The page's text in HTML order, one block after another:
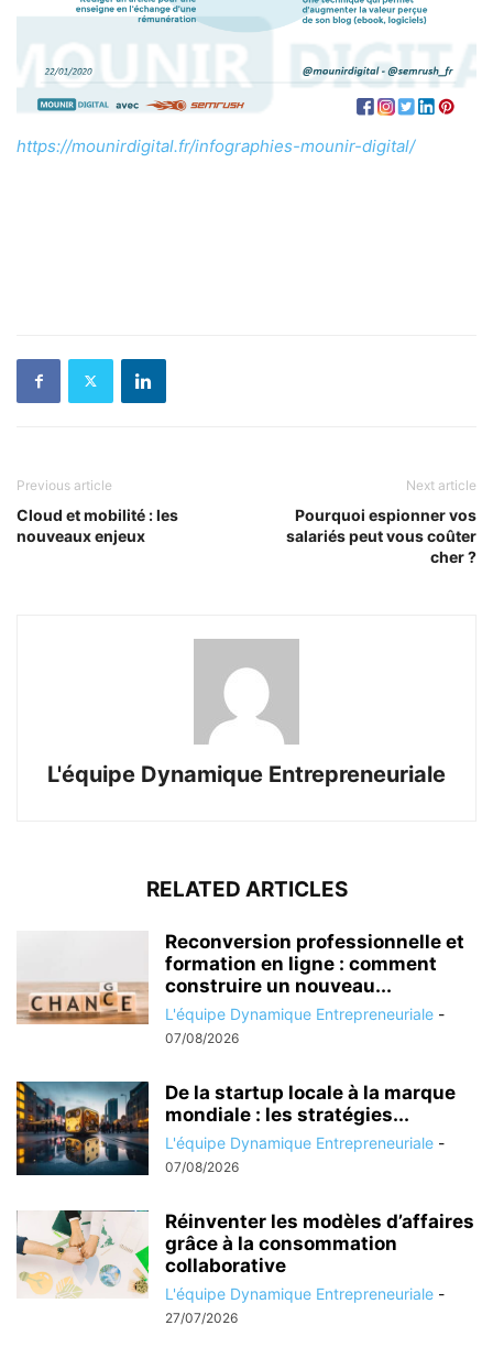
https://mounirdigital.fr/infographies-mounir-digital/
Previous article
Cloud et mobilité : les
nouveaux enjeux
Next article
Pourquoi espionner vos
salariés peut vous coûter
cher ?
L'équipe Dynamique Entrepreneuriale
RELATED ARTICLES
Reconversion professionnelle et
formation en ligne : comment
construire un nouveau...
L'équipe Dynamique Entrepreneuriale -
07/08/2026
De la startup locale à la marque
mondiale : les stratégies...
L'équipe Dynamique Entrepreneuriale -
07/08/2026
Réinventer les modèles d’affaires
grâce à la consommation
collaborative
L'équipe Dynamique Entrepreneuriale -
27/07/2026